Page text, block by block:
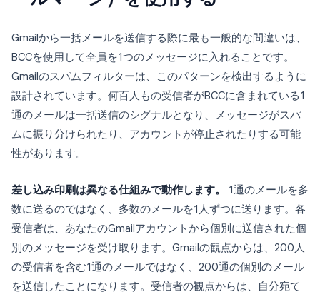
Gmailから一括メールを送信する際に最も一般的な間違いは、
BCCを使用して全員を1つのメッセージに入れることです。
Gmailのスパムフィルターは、このパターンを検出するように
設計されています。何百人もの受信者がBCCに含まれている1
通のメールは一括送信のシグナルとなり、メッセージがスパ
ムに振り分けられたり、アカウントが停止されたりする可能
性があります。
差し込み印刷は異なる仕組みで動作します。
1通のメールを多
数に送るのではなく、多数のメールを1人ずつに送ります。各
受信者は、あなたのGmailアカウントから個別に送信された個
別のメッセージを受け取ります。Gmailの観点からは、200人
の受信者を含む1通のメールではなく、200通の個別のメール
を送信したことになります。受信者の観点からは、自分宛て